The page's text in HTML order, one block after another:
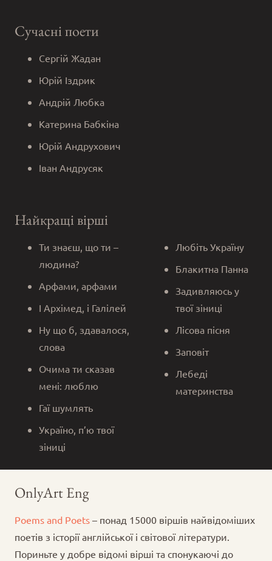
Сучасні поети
Сергій Жадан
Юрій Іздрик
Андрій Любка
Катерина Бабкіна
Юрій Андрухович
Іван Андрусяк
Найкращі вірші
Ти знаєш, що ти –
людина?
Арфами, арфами
І Архімед, і Галілей
Ну що б, здавалося,
слова
Очима ти сказав
мені: люблю
Гаї шумлять
Україно, п’ю твої
зіниці
Любіть Україну
Блакитна Панна
Задивляюсь у
твої зіниці
Лісова пісня
Заповіт
Лебеді
материнства
OnlyArt Eng
Poems and Poets – понад 15000 віршів найвідоміших
поетів з історії англійської і світової літератури.
Пориньте у добре відомі вірші та спонукаючі до